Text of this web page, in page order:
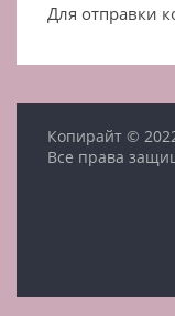
Для отправки
Копирайт ©
Все права